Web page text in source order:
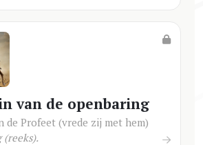
van de openbaring
de Profeet (vrede zij met hem)